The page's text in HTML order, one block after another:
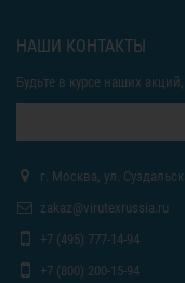
НАШИ КОНТАКТЫ
Будьте в курсе наших
г. Москва, ул.
zakaz@virutexrussia.ru
+7 (495) 777-14-94
+7 (800) 200-15-94